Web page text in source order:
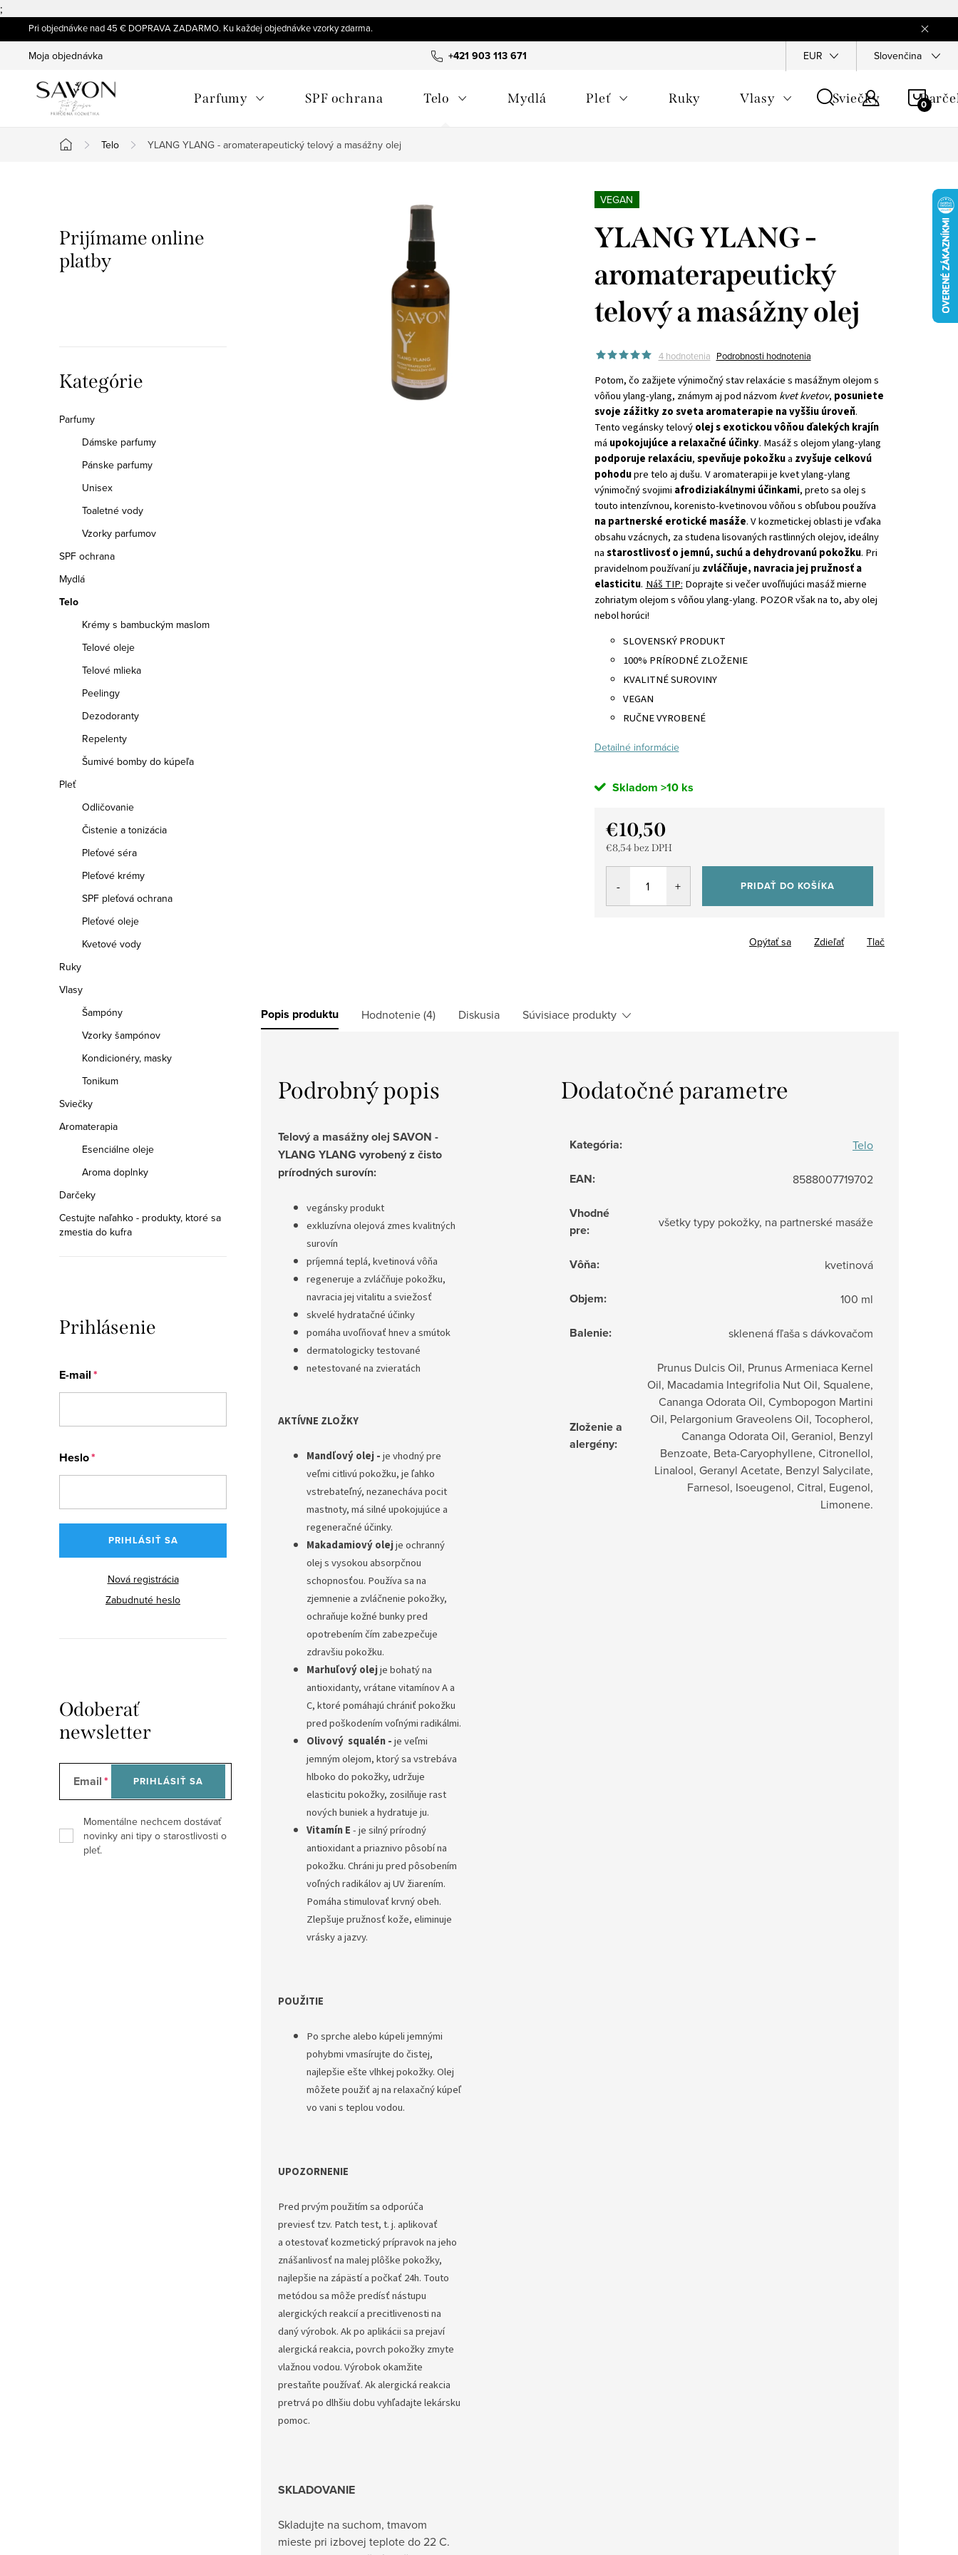
;
na
Pri objednávke nad 45 € DOPRAVA ZADARMO. Ku každej objednávke vzorky zdarma.
+421 903 113 671
Moja objednávka EUR Slovenčina
Parfumy SPF ochrana Telo Mydlá Pleť Ruky Vlasy Sviečky
Domov
Telo YLANG YLANG - aromaterapeutický telový a masážny olej
o
č
a
e
Prijímame online
platby
Preskočiť
kategórie
Kategórie
Parfumy
Dámske parfumy
Pánske parfumy
Unisex
Toaletné vody
Vzorky parfumov
SPF ochrana
Mydlá
Telo
Krémy s bambuckým maslom
Telové oleje
Telové mlieka
Peelingy
Dezodoranty
Repelenty
Šumivé bomby do kúpeľa
Pleť
Odličovanie
Čistenie a tonizácia
Pleťové séra
Pleťové krémy
SPF pleťová ochrana
Pleťové oleje
Kvetové vody
Ruky
Vlasy
Šampóny
Vzorky šampónov
Kondicionéry, masky
Tonikum
Sviečky
Aromaterapia
Esenciálne oleje
Aroma doplnky
Darčeky
Cestujte naľahko - produkty, ktoré sa
zmestia do kufra
Prihlásenie
E-mail
Heslo
PRIHLÁSIŤ SA
Nová registrácia
Zabudnuté heslo
Odoberať
newsletter
Email
Momentálne nechcem dostávať
novinky ani tipy o starostlivosti o
pleť.
PRIHLÁSIŤ SA
VEGAN
YLANG YLANG -
aromaterapeutický
telový a masážny olej
4 hodnotenia Podrobnosti hodnotenia
Potom, čo zažijete výnimočný stav relaxácie s masážnym olejom s
vôňou ylang-ylang, známym aj pod názvom kvet kvetov, posuniete
svoje zážitky zo sveta aromaterapie na vyššiu úroveň.
Tento vegánsky telovýolej s exotickou vôňou ďalekých krajín
má upokojujúce a relaxačné účinky. Masáž s olejom ylang-ylang
podporuje relaxáciu,spevňuje pokožkua zvyšuje celkovú
pohodupre telo aj dušu. V aromaterapii je kvet ylang-ylang
výnimočný svojimi afrodiziakálnymi účinkami, preto sa olej s
touto intenzívnou, korenisto-kvetinovou vôňou s obľubou používa
na partnerské erotické masáže. V kozmetickej oblasti je vďaka
obsahu vzácnych, za studena lisovaných rastlinných olejov, ideálny
nastarostlivosť o jemnú, suchú a dehydrovanú pokožku. Pri
pravidelnom používaní ju zvláčňuje, navracia jej pružnosť a
elasticitu. Náš TIP: Doprajte si večer uvoľňujúci masáž mierne
zohriatym olejom s vôňou ylang-ylang. POZOR však na to, aby olej
nebol horúci!
SLOVENSKÝ PRODUKT
100% PRÍRODNÉ ZLOŽENIE
KVALITNÉ SUROVINY
VEGAN
RUČNE VYROBENÉ
Detailné informácie
Skladom >10 ks
€10,50
€8,54 bez DPH
Jednotková
PRIDAŤ DO KOŠÍKA
Tlač
Opýtať sa Zdieľať
Popis produktu Hodnotenie (4) Diskusia Súvisiace produkty
Podrobný popis
Telový a masážny olej SAVON -
YLANG YLANG vyrobený z čisto
prírodných surovín:
vegánsky produkt
exkluzívna olejová zmes kvalitných
surovín
príjemná teplá, kvetinová vôňa
regeneruje a zvláčňuje pokožku,
navracia jej vitalitu a sviežosť
skvelé hydratačné účinky
pomáha uvoľňovať hnev a smútok
dermatologicky testované
netestované na zvieratách
AKTÍVNE ZLOŽKY
Mandľový olej -je vhodný pre
veľmi citlivú pokožku, je ľahko
vstrebateľný, nezanecháva pocit
mastnoty, má silné upokojujúce a
regeneračné účinky.
Makadamiový olejje ochranný
olej s vysokou absorpčnou
schopnosťou. Používa sa na
zjemnenie a zvláčnenie pokožky,
ochraňuje kožné bunky pred
opotrebením čím zabezpečuje
zdravšiu pokožku.
Marhuľový olejje bohatý na
antioxidanty, vrátane vitamínov A a
C, ktoré pomáhajú chrániť pokožku
pred poškodením voľnými radikálmi.
Olivový squalén -je veľmi
jemným olejom, ktorý sa vstrebáva
hlboko do pokožky, udržuje
elasticitu pokožky, zosilňuje rast
nových buniek a hydratuje ju.
Vitamín E- je silný prírodný
antioxidant a priaznivo pôsobí na
pokožku. Chráni ju pred pôsobením
voľných radikálov aj UV žiarením.
Pomáha stimulovať krvný obeh.
Zlepšuje pružnosť kože, eliminuje
vrásky a jazvy.
POUŽITIE
Po sprche alebo kúpeli jemnými
pohybmi vmasírujte do čistej,
najlepšie ešte vlhkej pokožky. Olej
môžete použiť aj na relaxačný kúpeľ
vo vani s teplou vodou.
UPOZORNENIE
Pred prvým použitím sa odporúča
previesť tzv. Patch test, t. j. aplikovať
a otestovať kozmetický prípravok na jeho
znášanlivosť na malej plôške pokožky,
najlepšie na zápästí a počkať 24h. Touto
metódou sa môže predísť nástupu
alergických reakcií a precitlivenosti na
daný výrobok. Ak po aplikácii sa prejaví
alergická reakcia, povrch pokožky zmyte
vlažnou vodou. Výrobok okamžite
prestaňte používať. Ak alergická reakcia
pretrvá po dlhšiu dobu vyhľadajte lekársku
pomoc.
SKLADOVANIE
Skladujte na suchom, tmavom
mieste pri izbovej teplote do 22 C.
Dodatočné parametre
Kategória: Telo
EAN: 8588007719702
Vhodné
pre: všetky typy pokožky, na partnerské masáže
Vôňa: kvetinová
Objem: 100 ml
Balenie: sklenená fľaša s dávkovačom
Zloženie a
alergény:
Prunus Dulcis Oil, Prunus Armeniaca Kernel
Oil, Macadamia Integrifolia Nut Oil, Squalene,
Cananga Odorata Oil, Cymbopogon Martini
Oil, Pelargonium Graveolens Oil, Tocopherol,
Cananga Odorata Oil, Geraniol, Benzyl
Benzoate, Beta-Caryophyllene, Citronellol,
Linalool, Geranyl Acetate, Benzyl Salycilate,
Farnesol, Isoeugenol, Citral, Eugenol,
Limonene.